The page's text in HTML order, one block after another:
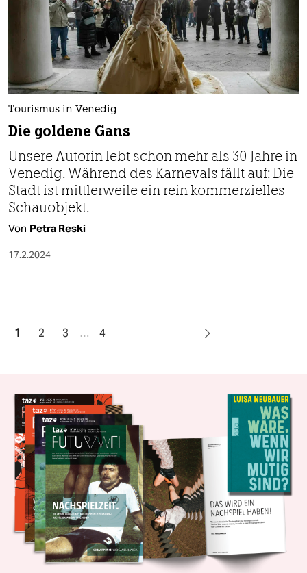
Tourismus in Venedig
Die goldene Gans
Unsere Autorin lebt schon mehr als 30 Jahre in
Venedig. Während des Karnevals fällt auf: Die
Stadt ist mittlerweile ein rein kommerzielles
Schauobjekt.
Von Petra Reski
17.2.2024
1 2 3 … 4